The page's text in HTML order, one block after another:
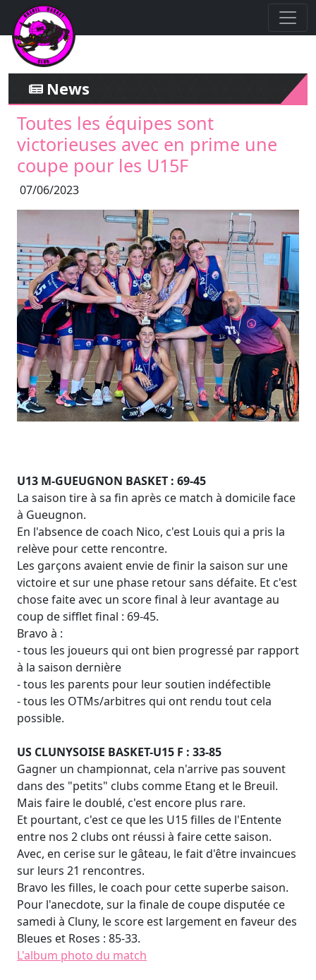
News
Toutes les équipes sont
victorieuses avec en prime une
coupe pour les U15F
07/06/2023
U13 M-GUEUGNON BASKET : 69-45
La saison tire à sa fin après ce match à domicile face
à Gueugnon.
En l'absence de coach Nico, c'est Louis qui a pris la
relève pour cette rencontre.
Les garçons avaient envie de finir la saison sur une
victoire et sur une phase retour sans défaite. Et c'est
chose faite avec un score final à leur avantage au
coup de sifflet final : 69-45.
Bravo à :
- tous les joueurs qui ont bien progressé par rapport
à la saison dernière
- tous les parents pour leur soutien indéfectible
- tous les OTMs/arbitres qui ont rendu tout cela
possible.
US CLUNYSOISE BASKET-U15 F : 33-85
Gagner un championnat, cela n'arrive pas souvent
dans des "petits" clubs comme Etang et le Breuil.
Mais faire le doublé, c'est encore plus rare.
Et pourtant, c'est ce que les U15 filles de l'Entente
entre nos 2 clubs ont réussi à faire cette saison.
Avec, en cerise sur le gâteau, le fait d'être invaincues
sur leurs 21 rencontres.
Bravo les filles, le coach pour cette superbe saison.
Pour l'anecdote, sur la finale de coupe disputée ce
samedi à Cluny, le score est largement en faveur des
Bleues et Roses : 85-33.
L'album photo du match